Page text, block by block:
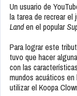
Un usuario de
la tarea de recrear el
Landen el popular
Para lograr este
tuvo que hacer
con las
mundos acuáticos
utilizar el Koopa